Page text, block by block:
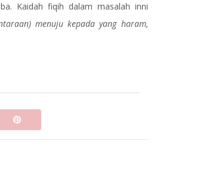
Kaidah fiqih dalam masalah inni
menuju kepada yang haram,